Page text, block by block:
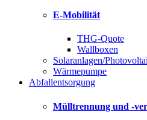
E-Mobilität
THG-Quote
Wallboxen
Solaranlagen/
Wärmepumpe
Abfallentsorgung
Mülltrennung und -